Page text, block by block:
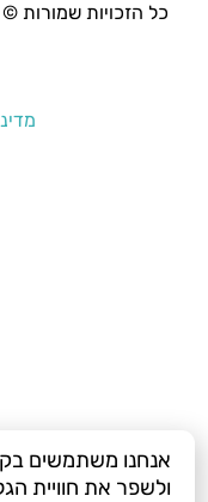
אנחנו משתמשים בקבצי
ולשפר את חוויית